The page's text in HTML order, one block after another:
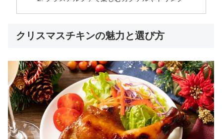
クリスマスチキンの魅力と選び方